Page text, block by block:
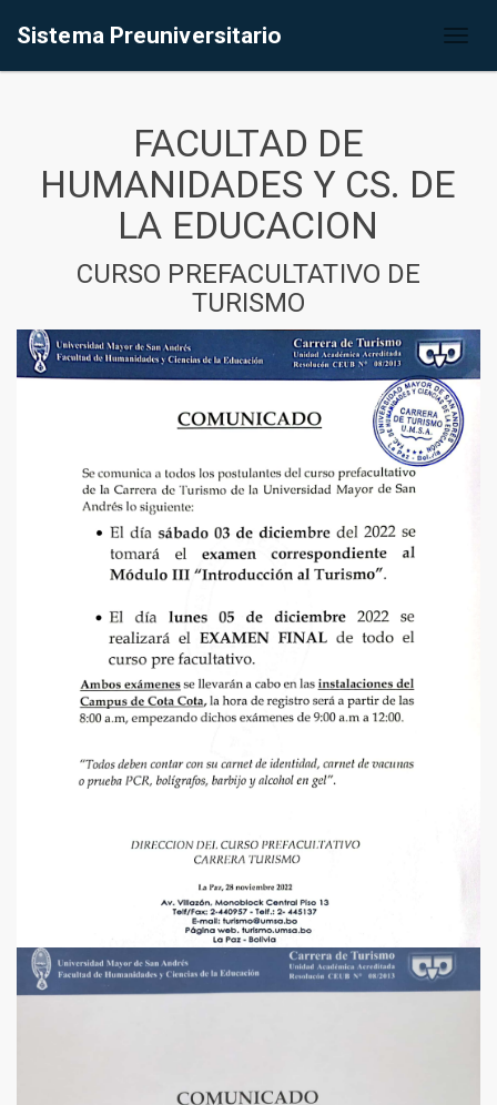
Sistema Preuniversitario
FACULTAD DE
HUMANIDADES Y CS. DE
LA EDUCACION
CURSO PREFACULTATIVO DE
TURISMO